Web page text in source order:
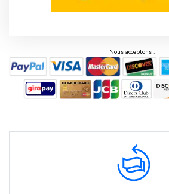
Nous acceptons :